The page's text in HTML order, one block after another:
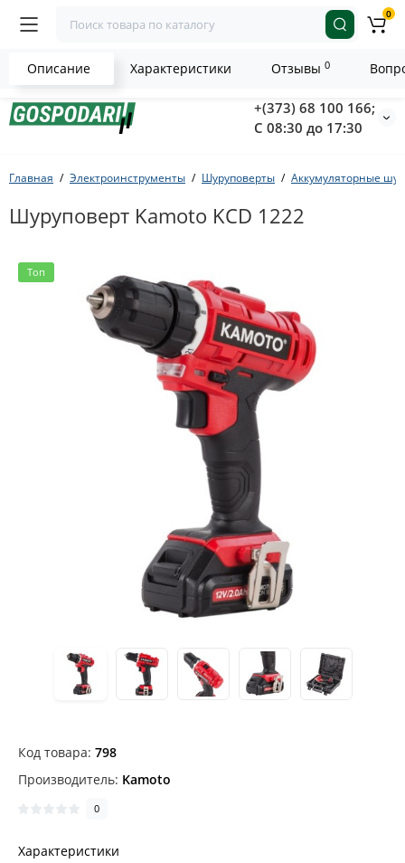
+(373) 68 100 166;
С 08:30 до 17:30
0
Главная Электроинструменты Шуруповерты Аккумуляторные
Шуруповерт Kamoto KCD 1222
Топ
Код товара: 798
Производитель: Kamoto
0
Характеристики
Описание Характеристики Отзывы 0